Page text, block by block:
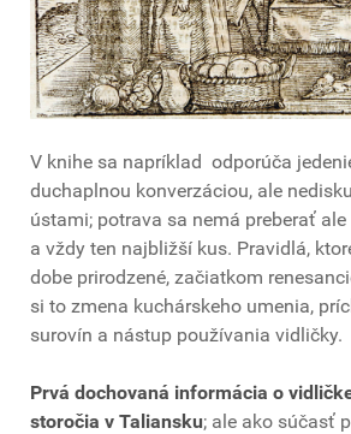
V knihe sa napríklad odporúča
duchaplnou konverzáciou, ale
ústami; potrava sa nemá preberať
a vždy ten najbližší kus. Pravidlá,
dobe prirodzené, začiatkom
si to zmena kuchárskeho umenia,
surovín a nástup používania vidličky.
Prvá dochovaná informácia o
storočia v Taliansku; ale ako súčasť